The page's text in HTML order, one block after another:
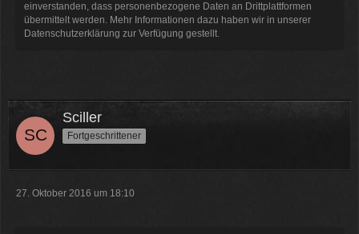
einverstanden, dass personenbezogene Daten an Drittplattformen
übermittelt werden. Mehr Informationen dazu haben wir in unserer
Datenschutzerklärung zur Verfügung gestellt.
Sciller
Fortgeschrittener
27. Oktober 2016 um 18:10